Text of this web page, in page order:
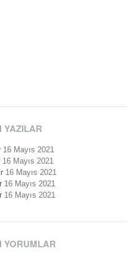
YAZILAR
16 Mayıs 2021
16 Mayıs 2021
16 Mayıs 2021
16 Mayıs 2021
16 Mayıs 2021
YORUMLAR